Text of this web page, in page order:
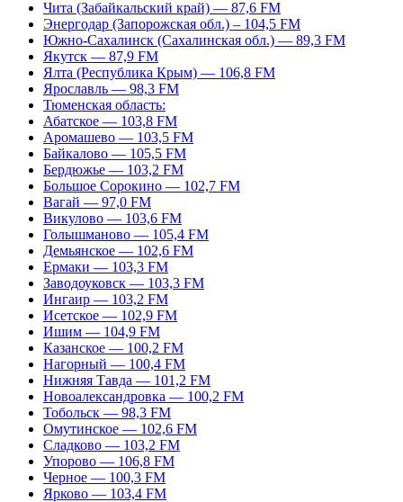
Чита (Забайкальский край) — 87,6 FM
Энергодар (Запорожская обл.) – 104,5 FM
Южно-Сахалинск (Сахалинская обл.) — 89,3 FM
Якутск — 87,9 FM
Ялта (Республика Крым) — 106,8 FM
Ярославль — 98,3 FM
Тюменская область:
Абатское — 103,8 FM
Аромашево — 103,5 FM
Байкалово — 105,5 FM
Бердюжье — 103,2 FM
Большое Сорокино — 102,7 FM
Вагай — 97,0 FM
Викулово — 103,6 FM
Голышманово — 105,4 FM
Демьянское — 102,6 FM
Ермаки — 103,3 FM
Заводоуковск — 103,3 FM
Ингаир — 103,2 FM
Исетское — 102,9 FM
Ишим — 104,9 FM
Казанское — 100,2 FM
Нагорный — 100,4 FM
Нижняя Тавда — 101,2 FM
Новоалександровка — 100,2 FM
Тобольск — 98,3 FM
Омутинское — 102,6 FM
Сладково — 103,2 FM
Упорово — 106,8 FM
Черное — 100,3 FM
Ярково — 103,4 FM